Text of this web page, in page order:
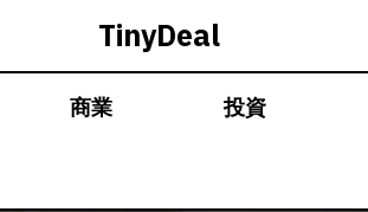
TinyDeal
商業 投資